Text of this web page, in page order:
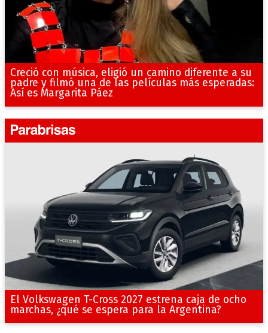
Creció con música, eligió un camino diferente a su
padre y filmó una de las películas más esperadas:
Así es Margarita Páez
El Volkswagen T-Cross 2027 estrena caja de ocho
marchas, ¿qué se espera para la Argentina?